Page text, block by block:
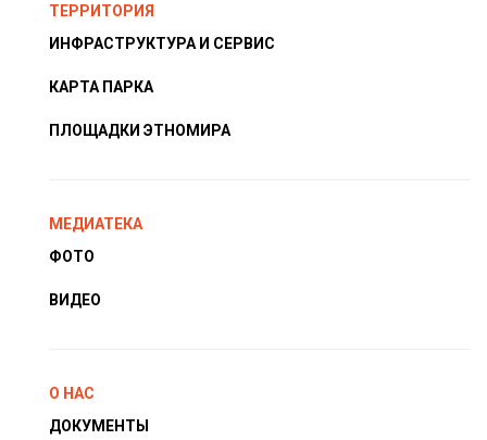
ТЕРРИТОРИЯ
ИНФРАСТРУКТУРА И СЕРВИС
КАРТА ПАРКА
ПЛОЩАДКИ ЭТНОМИРА
МЕДИАТЕКА
ФОТО
ВИДЕО
О НАС
ДОКУМЕНТЫ